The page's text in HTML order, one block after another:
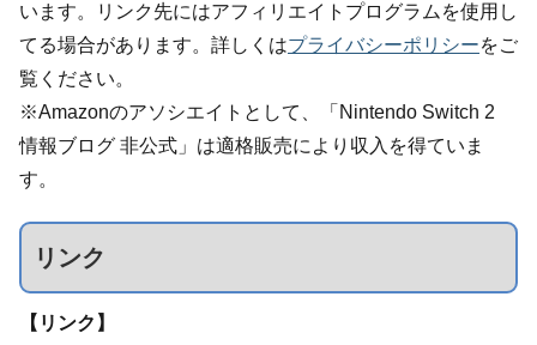
います。リンク先にはアフィリエイトプログラムを使用し
てる場合があります。詳しくはプライバシーポリシーをご
覧ください。
※Amazonのアソシエイトとして、「Nintendo Switch 2
情報ブログ 非公式」は適格販売により収入を得ていま
す。
リンク
【リンク】